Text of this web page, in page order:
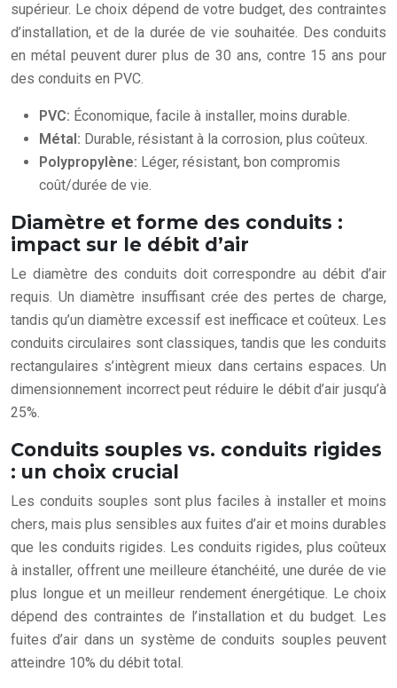
supérieur. Le choix dépend de votre budget, des contraintes
d’installation, et de la durée de vie souhaitée. Des conduits
en métal peuvent durer plus de 30 ans, contre 15 ans pour
des conduits en PVC.
PVC: Économique, facile à installer, moins durable.
Métal: Durable, résistant à la corrosion, plus coûteux.
Polypropylène: Léger, résistant, bon compromis
coût/durée de vie.
Diamètre et forme des conduits :
impact sur le débit d’air
Le diamètre des conduits doit correspondre au débit d’air
requis. Un diamètre insuffisant crée des pertes de charge,
tandis qu’un diamètre excessif est inefficace et coûteux. Les
conduits circulaires sont classiques, tandis que les conduits
rectangulaires s’intègrent mieux dans certains espaces. Un
dimensionnement incorrect peut réduire le débit d’air jusqu’à
25%.
Conduits souples vs. conduits rigides
: un choix crucial
Les conduits souples sont plus faciles à installer et moins
chers, mais plus sensibles aux fuites d’air et moins durables
que les conduits rigides. Les conduits rigides, plus coûteux
à installer, offrent une meilleure étanchéité, une durée de vie
plus longue et un meilleur rendement énergétique. Le choix
dépend des contraintes de l’installation et du budget. Les
fuites d’air dans un système de conduits souples peuvent
atteindre 10% du débit total.